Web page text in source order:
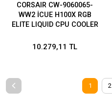
CORSAIR CW-9060065-
WW2 İCUE H100X RGB
ELITE LIQUID CPU COOLER
10.279,11 TL
1 2